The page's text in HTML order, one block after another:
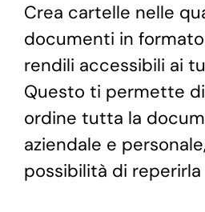
Crea cartelle nelle
documenti in
rendili accessibili ai
Questo ti permette
ordine tutta la
aziendale e
possibilità di